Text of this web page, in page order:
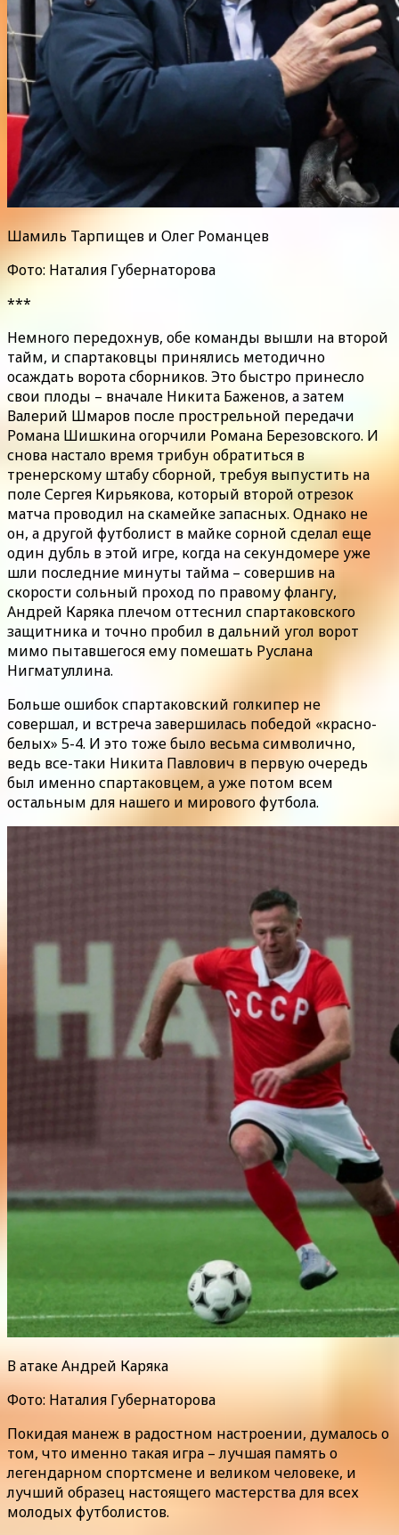
Шамиль Тарпищев и Олег Романцев
Фото: Наталия Губернаторова
***
Немного передохнув, обе команды вышли на второй
тайм, и спартаковцы принялись методично
осаждать ворота сборников. Это быстро принесло
свои плоды – вначале Никита Баженов, а затем
Валерий Шмаров после прострельной передачи
Романа Шишкина огорчили Романа Березовского. И
снова настало время трибун обратиться в
тренерскому штабу сборной, требуя выпустить на
поле Сергея Кирьякова, который второй отрезок
матча проводил на скамейке запасных. Однако не
он, а другой футболист в майке сорной сделал еще
один дубль в этой игре, когда на секундомере уже
шли последние минуты тайма – совершив на
скорости сольный проход по правому флангу,
Андрей Каряка плечом оттеснил спартаковского
защитника и точно пробил в дальний угол ворот
мимо пытавшегося ему помешать Руслана
Нигматуллина.
Больше ошибок спартаковский голкипер не
совершал, и встреча завершилась победой «красно-
белых» 5-4. И это тоже было весьма символично,
ведь все-таки Никита Павлович в первую очередь
был именно спартаковцем, а уже потом всем
остальным для нашего и мирового футбола.
В атаке Андрей Каряка
Фото: Наталия Губернаторова
Покидая манеж в радостном настроении, думалось о
том, что именно такая игра – лучшая память о
легендарном спортсмене и великом человеке, и
лучший образец настоящего мастерства для всех
молодых футболистов.